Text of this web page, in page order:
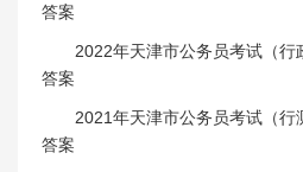
答案
2022年天津市公务员考试（行
答案
2021年天津市公务员考试（行
答案